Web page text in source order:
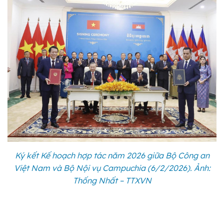
Ký kết Kế hoạch hợp tác năm 2026 giữa Bộ Công an
Việt Nam và Bộ Nội vụ Campuchia (6/2/2026). Ảnh:
Thống Nhất – TTXVN